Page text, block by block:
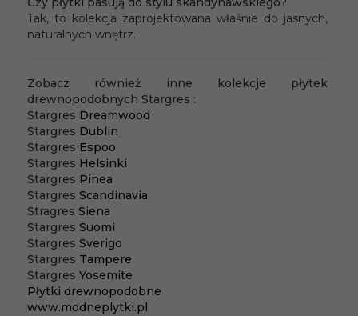
Tak, to kolekcja zaprojektowana właśnie do jasnych,
naturalnych wnętrz.
Zobacz również inne kolekcje płytek
drewnopodobnych Stargres :
Stargres Dreamwood
Stargres Dublin
Stargres Espoo
Stargres Helsinki
Stargres Pinea
Stargres Scandinavia
Stragres Siena
Stargres Suomi
Stargres Sverigo
Stargres Tampere
Stargres Yosemite
Płytki drewnopodobne
www.modneplytki.pl